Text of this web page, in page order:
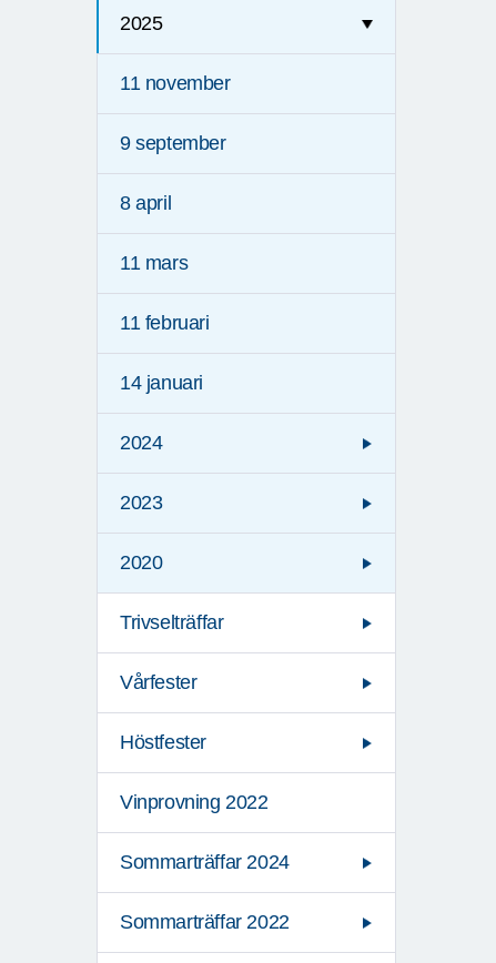
2025
11 november
9 september
8 april
11 mars
11 februari
14 januari
2024
2023
2020
Trivselträffar
Vårfester
Höstfester
Vinprovning 2022
Sommarträffar 2024
Sommarträffar 2022